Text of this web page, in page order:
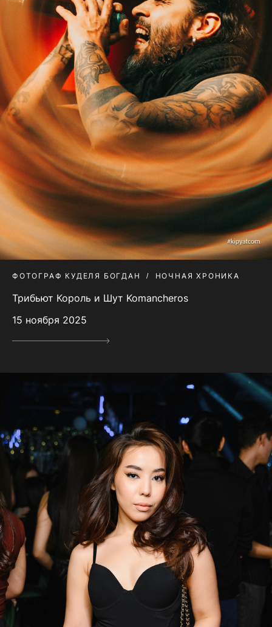
ФОТОГРАФ КУДЕЛЯ БОГДАН НОЧНАЯ ХРОНИКА
Трибьют Король и Шут Komancheros
15 ноября 2025